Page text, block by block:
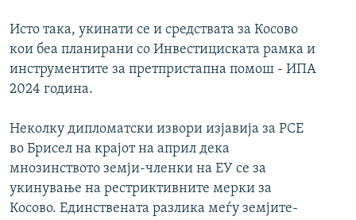
Исто така, укинати се и средствата за Косово
кои беа планирани со Инвестициската рамка и
инструментите за претпристапна помош - ИПА
2024 година.
Неколку дипломатски извори изјавија за РСЕ
во Брисел на крајот на април дека
мнозинството земји-членки на ЕУ се за
укинување на рестриктивните мерки за
Косово. Единствената разлика меѓу земјите-